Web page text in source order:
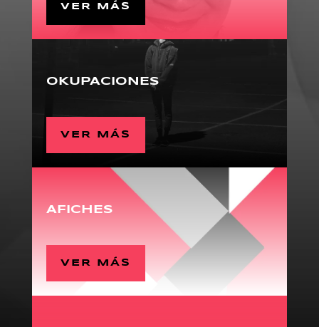
VER MÁS
OKUPACIONES
VER MÁS
AFICHES
VER MÁS